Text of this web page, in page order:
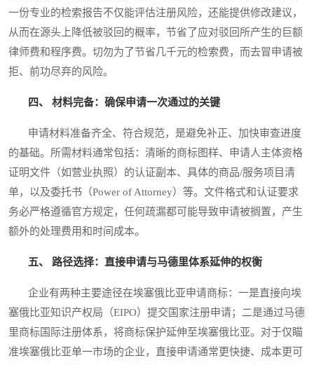
一份专业的检索报告不仅能评估注册风险，还能提供修改建议，
从而在源头上降低被驳回的概率，节省了应对驳回所产生的巨额
律师费和程序费。切勿为了节省几千元的检索费，而去冒申请被
拒、前功尽弃的风险。
四、 材料完备：确保申请一次通过的关键
申请材料准备齐全、符合规范，是避免补正、加快审查进度
的基础。所需材料通常包括：清晰的商标图样、申请人主体资格
证明文件（如营业执照）的认证副本、具体的商品/服务项目清
单，以及委托书（Power of Attorney）等。文件格式和认证要求
务必严格遵循官方规定，任何疏漏都可能导致申请被搁置，产生
额外的处理费用和时间成本。
五、 路径选择：直接申请与马德里体系延伸的权衡
企业有两种主要途径在埃塞俄比亚申请商标：一是直接向埃
塞俄比亚知识产权局（EIPO）提交国家注册申请；二是通过马德
里商标国际注册体系，将商标保护延伸至埃塞俄比亚。对于仅瞄
准埃塞俄比亚单一市场的企业，直接申请通常更快捷、成本更可